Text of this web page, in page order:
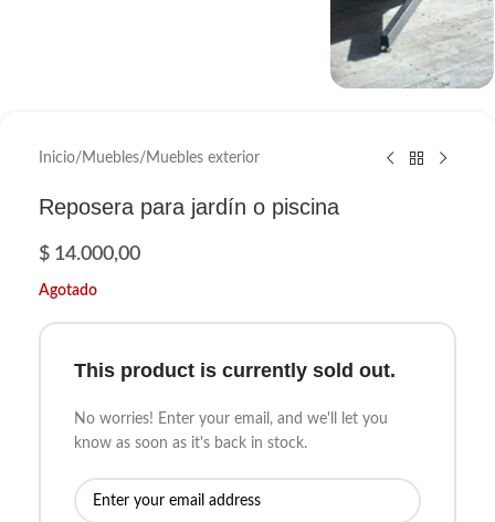
Inicio/ Muebles/ Muebles exterior
Reposera para jardín o piscina
$ 14.000,00
Agotado
This product is currently sold out.
No worries! Enter your email, and we'll let you
know as soon as it's back in stock.